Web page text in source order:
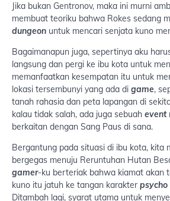
Jika bukan Gentronov, maka ini murni
membuat teoriku bahwa Rokes sedang
dungeon untuk mencari senjata kuno
Bagaimanapun juga, sepertinya aku
langsung dan pergi ke ibu kota untuk
memanfaatkan kesempatan itu untuk
lokasi tersembunyi yang ada di game,
tanah rahasia dan peta lapangan di
kalau tidak salah, ada juga sebuah event
berkaitan dengan Sang Paus di sana.
Bergantung pada situasi di ibu kota, kita
bergegas menuju Reruntuhan Hutan
gamer-ku berteriak bahwa kiamat akan
kuno itu jatuh ke tangan karakter psycho
Ditambah lagi, syarat utama untuk